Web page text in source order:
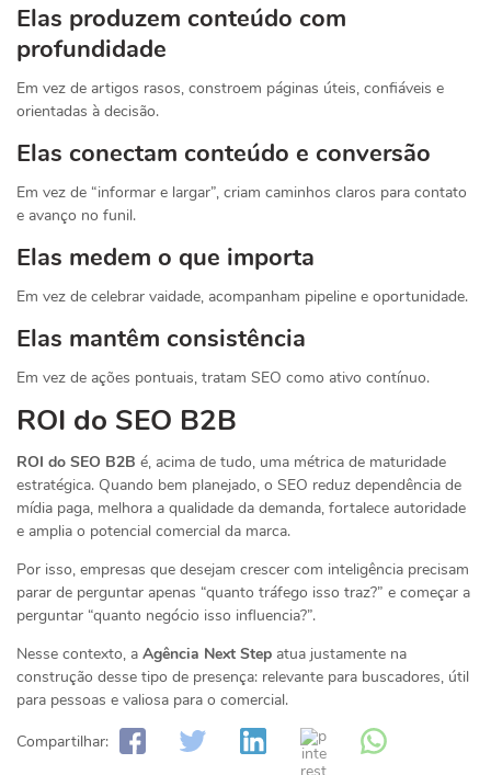
Elas produzem conteúdo com
profundidade
Em vez de artigos rasos, constroem páginas úteis, confiáveis e
orientadas à decisão.
Elas conectam conteúdo e conversão
Em vez de “informar e largar”, criam caminhos claros para contato
e avanço no funil.
Elas medem o que importa
Em vez de celebrar vaidade, acompanham pipeline e oportunidade.
Elas mantêm consistência
Em vez de ações pontuais, tratam SEO como ativo contínuo.
ROI do SEO B2B
ROI do SEO B2B é, acima de tudo, uma métrica de maturidade
estratégica. Quando bem planejado, o SEO reduz dependência de
mídia paga, melhora a qualidade da demanda, fortalece autoridade
e amplia o potencial comercial da marca.
Por isso, empresas que desejam crescer com inteligência precisam
parar de perguntar apenas “quanto tráfego isso traz?” e começar a
perguntar “quanto negócio isso influencia?”.
Nesse contexto, a Agência Next Step atua justamente na
construção desse tipo de presença: relevante para buscadores, útil
para pessoas e valiosa para o comercial.
Compartilhar: